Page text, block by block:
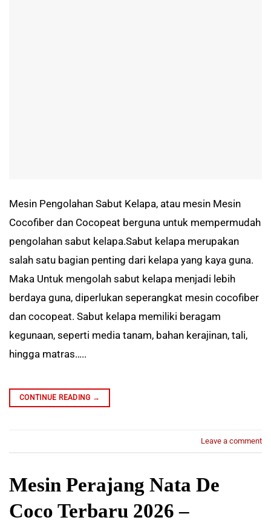
Mesin Pengolahan Sabut Kelapa, atau mesin Mesin
Cocofiber dan Cocopeat berguna untuk mempermudah
pengolahan sabut kelapa.Sabut kelapa merupakan
salah satu bagian penting dari kelapa yang kaya guna.
Maka Untuk mengolah sabut kelapa menjadi lebih
berdaya guna, diperlukan seperangkat mesin cocofiber
dan cocopeat. Sabut kelapa memiliki beragam
kegunaan, seperti media tanam, bahan kerajinan, tali,
hingga matras…..
CONTINUE READING →
Leave a comment
Mesin Perajang Nata De
Coco Terbaru 2026 –